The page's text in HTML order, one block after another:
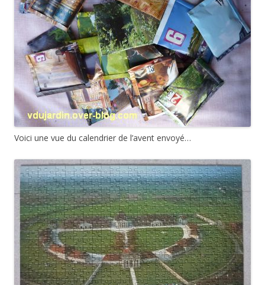
Voici une vue du calendrier de l’avent envoyé…